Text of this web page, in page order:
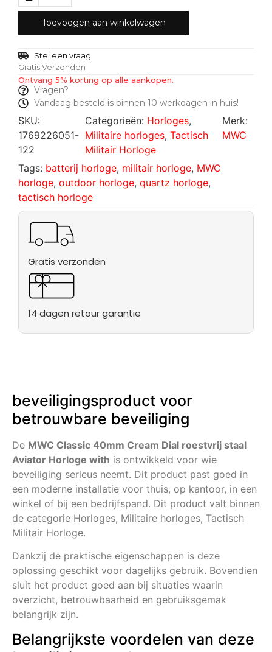
Toevoegen aan winkelwagen
Stel een vraag
Gratis Verzonden
Ontvang 5% korting op alle aankopen.
Vragen?
Vandaag besteld is binnen 10 werkdagen in huis!
SKU:
1769226051-
122
Categorieën: Horloges,
Militaire horloges, Tactisch
Militair Horloge
Merk:
MWC
Tags: batterij horloge, militair horloge, MWC
horloge, outdoor horloge, quartz horloge,
tactisch horloge
Gratis verzonden
14 dagen retour garantie
beveiligingsproduct voor
betrouwbare beveiliging
De MWC Classic 40mm Cream Dial roestvrij staal
Aviator Horloge with is ontwikkeld voor wie
beveiliging serieus neemt. Dit product past goed in
een moderne installatie voor thuis, op kantoor, in een
winkel of bij een bedrijfspand. Dit product valt binnen
de categorie Horloges, Militaire horloges, Tactisch
Militair Horloge.
Dankzij de praktische eigenschappen is deze
oplossing geschikt voor dagelijks gebruik. Bovendien
sluit het product goed aan bij situaties waarin
overzicht, betrouwbaarheid en gebruiksgemak
belangrijk zijn.
Belangrijkste voordelen van deze